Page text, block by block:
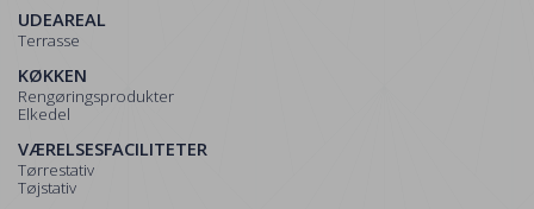
UDEAREAL
Terrasse
KØKKEN
Rengøringsprodukter
Elkedel
VÆRELSESFACILITETER
Tørrestativ
Tøjstativ